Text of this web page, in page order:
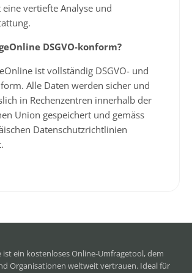
vertiefte Analyse und
DSGVO-konform?
ist vollständig DSGVO- und
Alle Daten werden sicher und
in Rechenzentren innerhalb der
Union gespeichert und gemäss
Datenschutzrichtlinien
ist ein kostenloses Online-Umfragetool, dem
Organisationen weltweit vertrauen. Ideal für